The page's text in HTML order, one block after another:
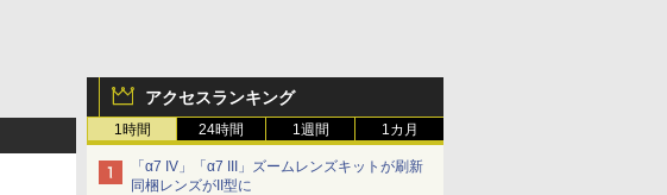
アクセスランキング
1時間 24時間 1週間 1カ月
「α7 IV」「α7 III」ズームレンズキットが刷新
同梱レンズがII型に